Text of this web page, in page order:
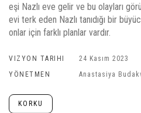
eşi Nazlı eve gelir ve bu olayları
evi terk eden Nazlı tanıdığı bir
onlar için farklı planlar vardır.
VIZYON TARIHI
24 Kasım 2023
YÖNETMEN
Anastasiya
KORKU